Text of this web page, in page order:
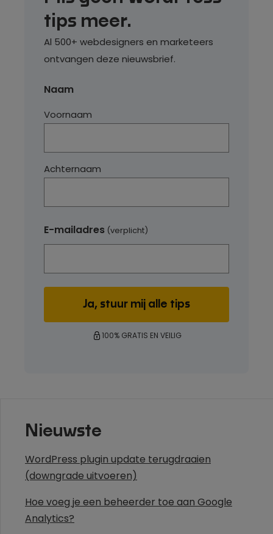
tips meer.
Al 500+ webdesigners en marketeers
ontvangen deze nieuwsbrief.
Naam
Voornaam
Achternaam
E-mailadres (verplicht)
100% GRATIS EN VEILIG
Nieuwste
WordPress plugin update terugdraaien
(downgrade uitvoeren)
Hoe voeg je een beheerder toe aan Google
Analytics?